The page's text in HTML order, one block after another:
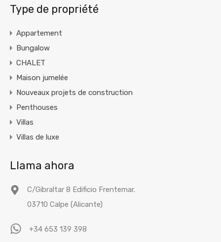
Type de propriété
Appartement
Bungalow
CHALET
Maison jumelée
Nouveaux projets de construction
Penthouses
Villas
Villas de luxe
Llama ahora
C/Gibraltar 8 Edificio Frentemar.
03710 Calpe (Alicante)
+34 653 139 398